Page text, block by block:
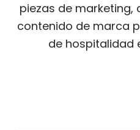
piezas de marketing,
contenido de marca
de hospitalidad